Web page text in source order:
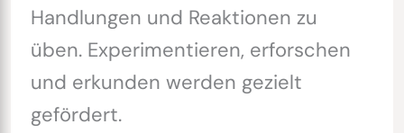
Handlungen und Reaktionen zu
üben. Experimentieren, erforschen
und erkunden werden gezielt
gefördert.